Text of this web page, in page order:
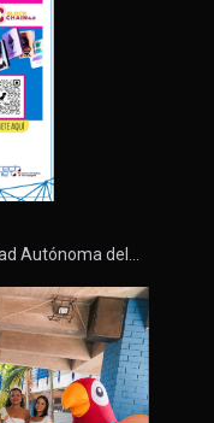
Autónoma del…